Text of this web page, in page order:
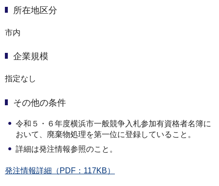
所在地区分
市内
企業規模
指定なし
その他の条件
令和５・６年度横浜市一般競争入札参加有資格者名簿に
おいて、廃棄物処理を第一位に登録していること。
詳細は発注情報参照のこと。
発注情報詳細（PDF：117KB）